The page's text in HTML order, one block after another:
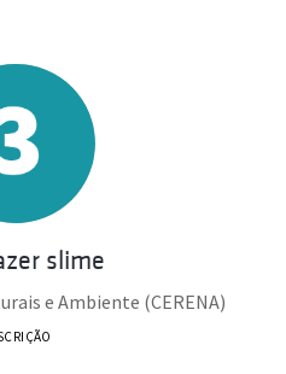
slime
e Ambiente (CERENA)